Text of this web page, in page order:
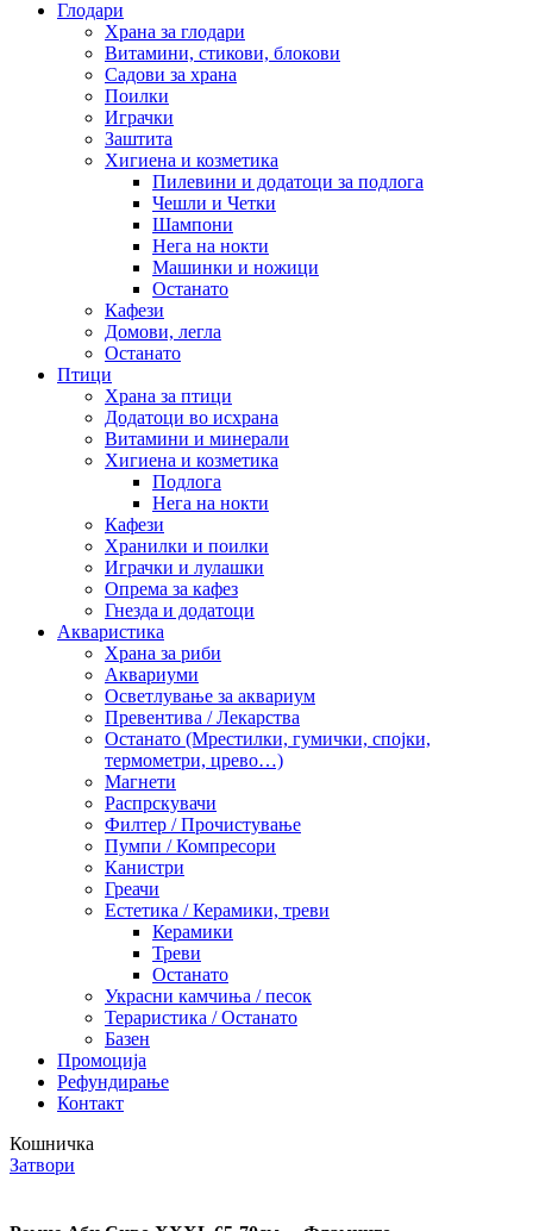
Глодари
Храна за глодари
Витамини, стикови, блокови
Садови за храна
Поилки
Играчки
Заштита
Хигиена и козметика
Пилевини и додатоци за подлога
Чешли и Четки
Шампони
Нега на нокти
Машинки и ножици
Останато
Кафези
Домови, легла
Останато
Птици
Храна за птици
Додатоци во исхрана
Витамини и минерали
Хигиена и козметика
Подлога
Нега на нокти
Кафези
Хранилки и поилки
Играчки и лулашки
Опрема за кафез
Гнезда и додатоци
Акваристика
Храна за риби
Аквариуми
Осветлување за аквариум
Превентива / Лекарства
Останато (Мрестилки, гумички, спојки,
термометри, црево…)
Магнети
Распрскувачи
Филтер / Прочистување
Пумпи / Компресори
Канистри
Греачи
Естетика / Керамики, треви
Керамики
Треви
Останато
Украсни камчиња / песок
Тераристика / Останато
Базен
Промоција
Рефундирање
Контакт
Кошничка
Затвори